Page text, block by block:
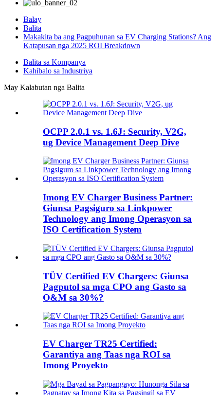
Balay
Balita
Makakita ba ang Pagpuhunan sa EV Charging Stations? Ang
Katapusan nga 2025 ROI Breakdown
Balita sa Kompanya
Kahibalo sa Industriya
May Kalabutan nga Balita
OCPP 2.0.1 vs. 1.6J: Security, V2G,
ug Device Management Deep Dive
Imong EV Charger Business Partner:
Giunsa Pagsiguro sa Linkpower
Technology ang Imong Operasyon sa
ISO Certification System
TÜV Certified EV Chargers: Giunsa
Pagputol sa mga CPO ang Gasto sa
O&M sa 30%?
EV Charger TR25 Certified:
Garantiya ang Taas nga ROI sa
Imong Proyekto